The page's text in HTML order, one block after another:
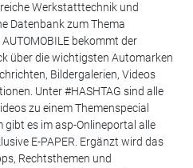
Werkstatttechnik und
Datenbank zum Thema
bekommt der
über die wichtigsten Automarken
Bildergalerien, Videos
Unter #HASHTAG sind alle
zu einem Themenspecial
es im asp-Onlineportal alle
E-PAPER. Ergänzt wird das
Rechtsthemen und